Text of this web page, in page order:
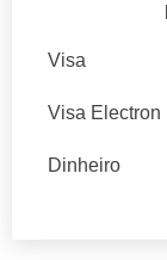
Visa
Visa Electron
Dinheiro